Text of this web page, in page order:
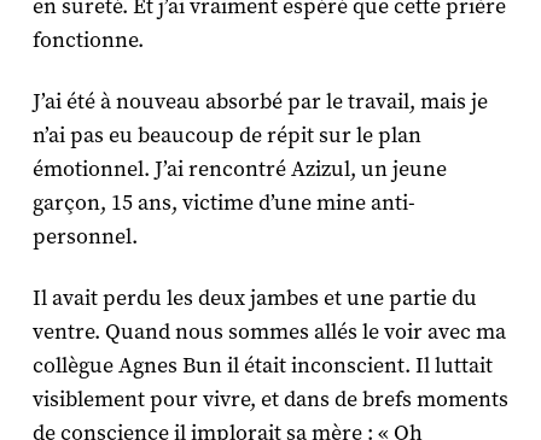
en sureté. Et j’ai vraiment espéré que cette prière
fonctionne.
J’ai été à nouveau absorbé par le travail, mais je
n’ai pas eu beaucoup de répit sur le plan
émotionnel. J’ai rencontré Azizul, un jeune
garçon, 15 ans, victime d’une mine anti-
personnel.
Il avait perdu les deux jambes et une partie du
ventre. Quand nous sommes allés le voir avec ma
collègue Agnes Bun il était inconscient. Il luttait
visiblement pour vivre, et dans de brefs moments
de conscience il implorait sa mère : « Oh